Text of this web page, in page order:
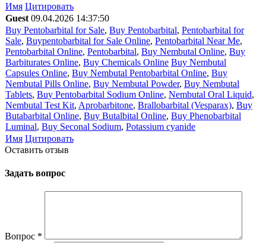
Имя Цитировать
Guest 09.04.2026 14:37:50
Buy Pentobarbital for Sale, Buy Pentobarbital, Pentobarbital for
Sale, Buypentobarbital for Sale Online, Pentobarbital Near Me,
Pentobarbital Online, Pentobarbital, Buy Nembutal Online, Buy
Barbiturates Online, Buy Chemicals Online Buy Nembutal
Capsules Online, Buy Nembutal Pentobarbital Online, Buy
Nembutal Pills Online, Buy Nembutal Powder, Buy Nembutal
Tablets, Buy Pentobarbital Sodium Online, Nembutal Oral Liquid,
Nembutal Test Kit, Aprobarbitone, Brallobarbital (Vesparax), Buy
Butabarbital Online, Buy Butalbital Online, Buy Phenobarbital
Luminal, Buy Seconal Sodium, Potassium cyanide
Имя Цитировать
Оставить отзыв
Задать вопрос
Вопрос *